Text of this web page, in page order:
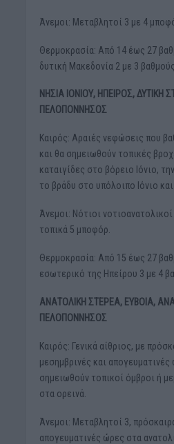
Άνεμοι: Μεταβλητοί 3 με 4
Θερμοκρασία: Από 14 έως 27
δυτική Μακεδονία 2 με 3
ΝΗΣΙΑ ΙΟΝΙΟΥ, ΗΠΕΙΡΟΣ, ΔΥΤΙΚΗ
ΠΕΛΟΠΟΝΝΗΣΟΣ
Καιρός: Αραιές νεφώσεις που
και θα σημειωθούν τοπικές
καταιγίδες στο βόρειο Ιόνιο,
το βράδυ στο υπόλοιπο Ιόνιο
Άνεμοι: Νότιοι
τοπικά 5 μποφόρ.
Θερμοκρασία: Από 15 έως 27
εσωτερικό της Ηπείρου 3 με 4
ΑΝΑΤΟΛΙΚΗ ΣΤΕΡΕΑ, ΕΥΒΟΙΑ,
ΠΕΛΟΠΟΝΝΗΣΟΣ
Καιρός: Γενικά αίθριος, με
μεσημβρινές και
σημειωθούν τοπικοί όμβροι ή
στα ορεινά.
Άνεμοι: Μεταβλητοί 3,
απογευματινές ώρες στα